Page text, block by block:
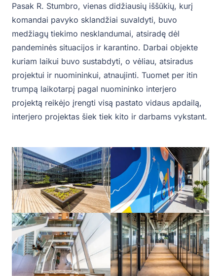
Pasak R. Stumbro, vienas didžiausių iššūkių, kurį
komandai pavyko sklandžiai suvaldyti, buvo
medžiagų tiekimo nesklandumai, atsiradę dėl
pandeminės situacijos ir karantino. Darbai objekte
kuriam laikui buvo sustabdyti, o vėliau, atsiradus
projektui ir nuomininkui, atnaujinti. Tuomet per itin
trumpą laikotarpį pagal nuomininko interjero
projektą reikėjo įrengti visą pastato vidaus apdailą,
interjero projektas šiek tiek kito ir darbams vykstant.